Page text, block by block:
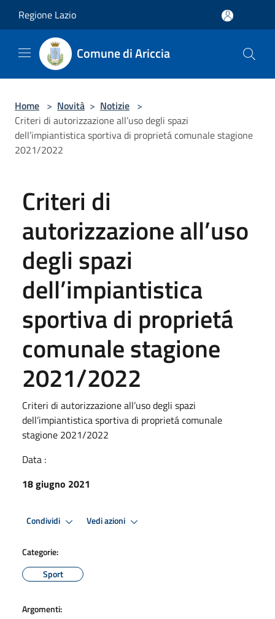
Regione Lazio
Comune di Ariccia
Home > Novità > Notizie >
Criteri di autorizzazione all’uso degli spazi
dell’impiantistica sportiva di proprietá comunale stagione
2021/2022
Criteri di
autorizzazione all’uso
degli spazi
dell’impiantistica
sportiva di proprietá
comunale stagione
2021/2022
Criteri di autorizzazione all’uso degli spazi
dell’impiantistica sportiva di proprietá comunale
stagione 2021/2022
Data :
18 giugno 2021
Condividi Vedi azioni
Categorie:
Sport
Argomenti: